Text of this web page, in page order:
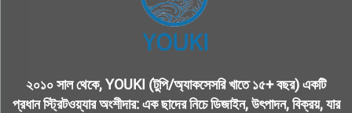
২০১০ সাল থেকে, YOUKI (টুপি/অ্যাকসেসরি খাতে ১৫+ বছর) একটি
প্রধান স্ট্রিটওয়্যার অংশীদার: এক ছাদের নিচে ডিজাইন, উৎপাদন, বিক্রয়, যার